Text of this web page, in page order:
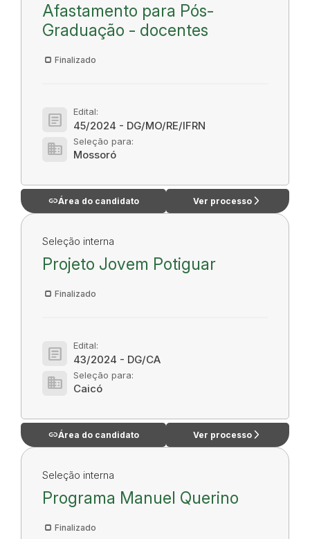
Afastamento para Pós-
Graduação - docentes
Finalizado
article Edital:
45/2024 - DG/MO/RE/IFRN
domain Seleção para:
Mossoró
linkÁrea do candidato Ver processo arrow_forward_ios
Seleção interna
Projeto Jovem Potiguar
Finalizado
article Edital:
43/2024 - DG/CA
domain Seleção para:
Caicó
linkÁrea do candidato Ver processo arrow_forward_ios
Seleção interna
Programa Manuel Querino
Finalizado